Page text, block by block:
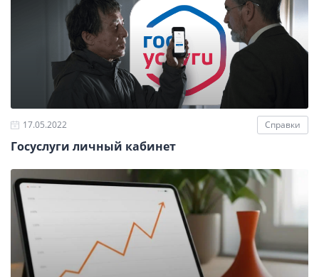
17.05.2022 Справки
Госуслуги личный кабинет